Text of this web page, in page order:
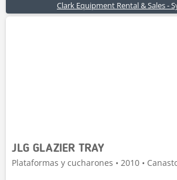
Clark Equipment Rental & Sales -
JLG GLAZIER TRAY
Plataformas y cucharones • 2010 •